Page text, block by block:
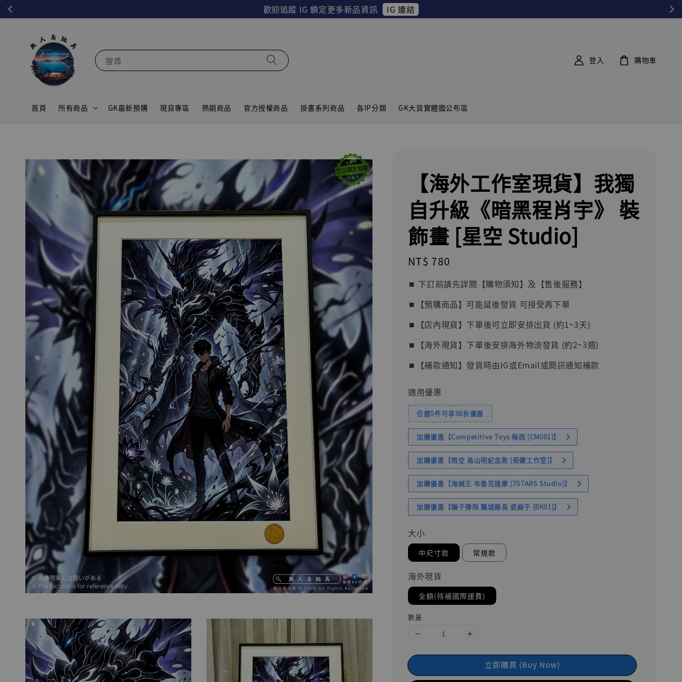
歡迎追蹤 IG 鎖定更多新品資訊 IG 連結
搜尋
首頁 所有商品 GK最新預購 現貨專區 熱銷商品 官方授權商品 掛畫系列商品 各IP分類 GK大貨實體圖公布區
登入 購物車
【海外工作室現貨】我獨
自升級《暗黑程肖宇》 裝
飾畫 [星空 Studio]
Regular
price
NT$ 780
⏹︎ 下訂前請先詳閱【購物須知】及【售後服務】
⏹︎【預購商品】可能延後發貨 可接受再下單
⏹︎【店內現貨】下單後可立即安排出貨 (約1~3天)
⏹︎【海外現貨】下單後安排海外物流發貨 (約2~3週)
⏹︎【補款通知】發貨時由IG或Email或簡訊通知補款
適用優惠
任選5件可享98折優惠
加購優惠【Competitive Toys 梅西 [CM001]】
加購優惠【悟空 鳥山明紀念款 [奇蹟工作室]】
加購優惠【海賊王 布魯克達摩 [7STARS Studio]】
加購優惠【讓子彈飛 鵝城縣長 張麻子 [BK01]】
大小
中尺寸款 常規款
海外現貨
全額(待補國際運費)
數量
立即購買 (Buy Now)